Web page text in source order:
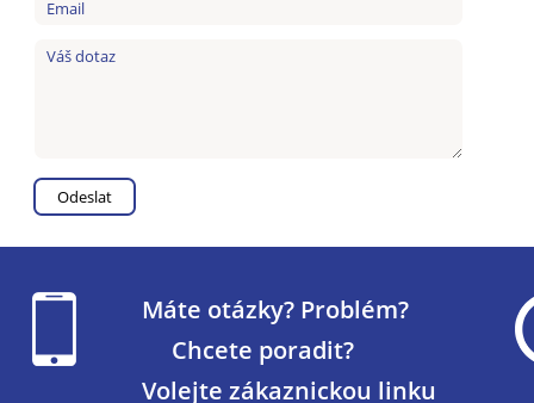
Máte otázky? Problém?
Chcete poradit?
Volejte zákaznickou linku